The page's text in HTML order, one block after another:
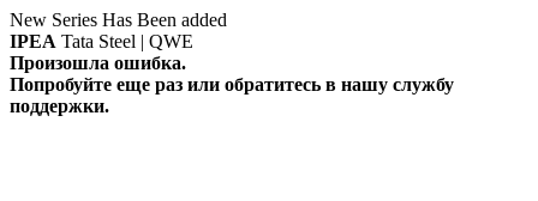
New Series Has Been added
IPEA Tata Steel | QWE
Произошла ошибка.
Попробуйте еще раз или обратитесь в нашу службу
поддержки.